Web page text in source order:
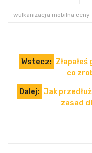
wulkanizacja mobilna ceny
Nawigacja
Wstecz:
co
Dalej: Jak
zasad